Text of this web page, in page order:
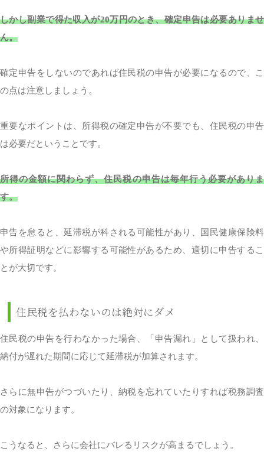
しかし副業で得た収入が20万円のとき、確定申告は必要ありませ
ん。
確定申告をしないのであれば住民税の申告が必要になるので、こ
の点は注意しましょう。
重要なポイントは、所得税の確定申告が不要でも、住民税の申告
は必要だということです。
所得の金額に関わらず、住民税の申告は毎年行う必要がありま
す。
申告を怠ると、延滞税が科される可能性があり、国民健康保険料
や所得証明などに影響する可能性があるため、適切に申告するこ
とが大切です。
住民税を払わないのは絶対にダメ
住民税の申告を行わなかった場合、「申告漏れ」として扱われ、
納付が遅れた期間に応じて延滞税が加算されます。
さらに無申告がつづいたり、納税を忘れていたりすれば税務調査
の対象になります。
こうなると、さらに会社にバレるリスクが高まるでしょう。